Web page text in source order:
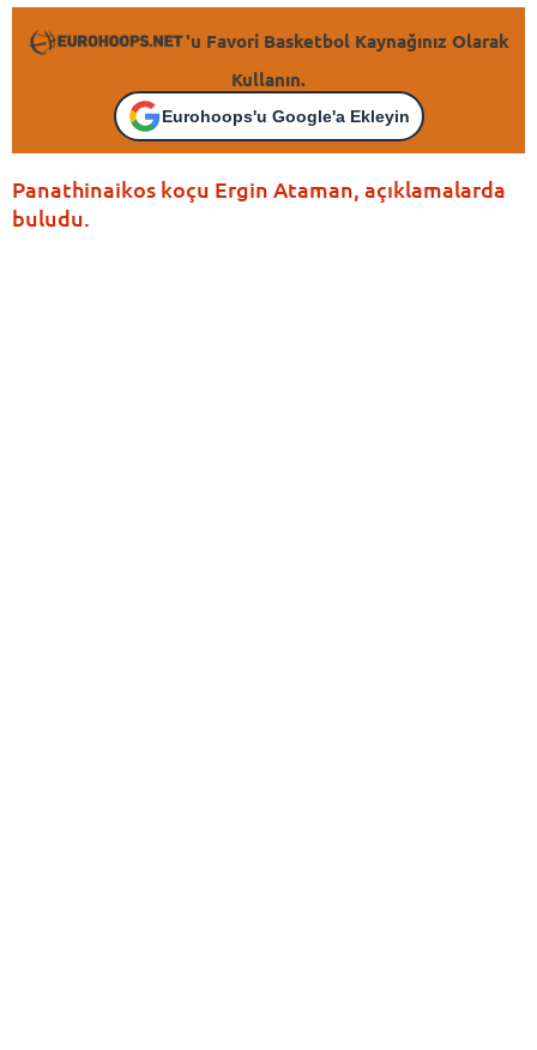
'u Favori Basketbol Kaynağınız Olarak
Kullanın.
Eurohoops'u Google'a Ekleyin
Panathinaikos koçu Ergin Ataman, açıklamalarda
buludu.